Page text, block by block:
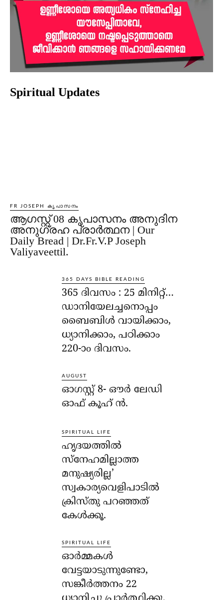
Spiritual Updates
FR JOSEPH കൃപാസനം
ആഗസ്റ്റ് 08 കൃപാസനം അനുദിന
അനുഗ്രഹ പ്രാർത്ഥന | Our
Daily Bread | Dr.Fr.V.P Joseph
Valiyaveettil.
365 DAYS BIBLE READING
365 ദിവസം : 25 മിനിറ്റ്…
ഡാനിയേലച്ചനൊപ്പം
ബൈബിൾ വായിക്കാം,
ധ്യാനിക്കാം, പഠിക്കാം
220-ാo ദിവസം.
AUGUST
ഓഗസ്റ്റ് 8- ഔര്‍ ലേഡി
ഓഫ് കൂഹ് ന്‍.
SPIRITUAL LIFE
ഹൃദയത്തില്‍
സ്‌നേഹമില്ലാത്ത
മനുഷ്യരില്ല’
സ്വകാര്യവെളിപാടില്‍
ക്രിസ്തു പറഞ്ഞത്
കേള്‍ക്കൂ.
SPIRITUAL LIFE
ഓര്‍മ്മകള്‍
വേട്ടയാടുന്നുണ്ടോ,
സങ്കീര്‍ത്തനം 22